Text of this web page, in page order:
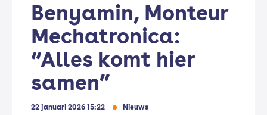
Benyamin, Monteur
Mechatronica:
“Alles komt hier
samen”
22 januari 2026 15:22 Nieuws